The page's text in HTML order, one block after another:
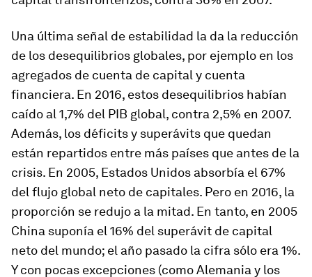
Una última señal de estabilidad la da la reducción
de los desequilibrios globales, por ejemplo en los
agregados de cuenta de capital y cuenta
financiera. En 2016, estos desequilibrios habían
caído al 1,7% del PIB global, contra 2,5% en 2007.
Además, los déficits y superávits que quedan
están repartidos entre más países que antes de la
crisis. En 2005, Estados Unidos absorbía el 67%
del flujo global neto de capitales. Pero en 2016, la
proporción se redujo a la mitad. En tanto, en 2005
China suponía el 16% del superávit de capital
neto del mundo; el año pasado la cifra sólo era 1%.
Y con pocas excepciones (como Alemania y los